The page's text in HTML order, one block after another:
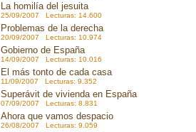
La homilía del jesuita
25/09/2007 Lecturas: 14.600
Problemas de la derecha
20/09/2007 Lecturas: 10.974
Gobierno de España
14/09/2007 Lecturas: 10.016
El más tonto de cada casa
11/09/2007 Lecturas: 9.352
Superávit de vivienda en España
07/09/2007 Lecturas: 8.831
Ahora que vamos despacio
26/08/2007 Lecturas: 9.059